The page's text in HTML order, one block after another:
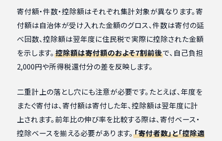
寄付額・件数・控除額はそれぞれ集計対象が異なります。寄
付額は自治体が受け入れた金額のグロス、件数は寄付の延
べ回数、控除額は翌年度に住民税で実際に控除された金額
を示します。 控除額は寄付額のおよそ7割前後で、自己負担
2,000円や所得税還付分の差を反映します。
二重計上の落とし穴にも注意が必要です。たとえば、年度を
またぐ寄付は、寄付額は寄付した年、控除額は翌年度に計
上されます。前年比の伸び率を比較する際は、寄付ベース・
控除ベースを揃える必要があります。 「寄付者数」と「控除適